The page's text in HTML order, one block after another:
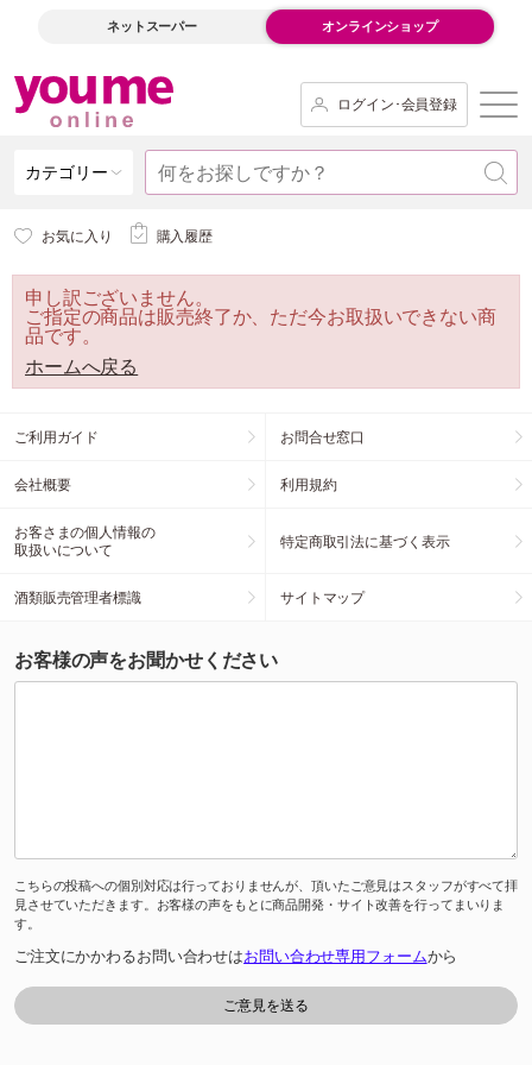
ネットスーパー オンラインショップ
ログイン･会員登録
カテゴリー
お気に入り 購入履歴
申し訳ございません。
ご指定の商品は販売終了か、ただ今お取扱いできない商
品です。
ホームへ戻る
ご利用ガイド お問合せ窓口
会社概要 利用規約
お客さまの個人情報の
取扱いについて
特定商取引法に基づく表示
酒類販売管理者標識 サイトマップ
お客様の声をお聞かせください
こちらの投稿への個別対応は行っておりませんが、頂いたご意見はスタッフがすべて拝
見させていただきます。お客様の声をもとに商品開発・サイト改善を行ってまいりま
す。
ご注文にかかわるお問い合わせはお問い合わせ専用フォームから